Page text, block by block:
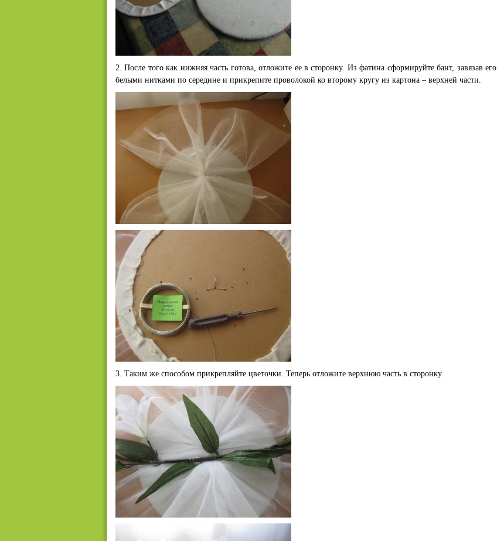
2. После того как нижняя часть готова, отложите ее в сторонку. Из фатина сформируйте бант, завязав его
белыми нитками по середине и прикрепите проволокой ко второму кругу из картона – верхней части.
3. Таким же способом прикрепляйте цветочки. Теперь отложите верхнюю часть в сторонку.